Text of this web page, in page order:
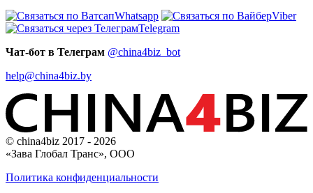
Whatsapp
Viber
Telegram
Чат-бот в Телеграм @china4biz_bot
help@china4biz.by
© china4biz 2017 - 2026
«Зава Глобал Транс», ООО
Политика конфиденциальности